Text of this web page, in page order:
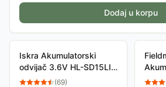
Dodaj u korpu
Iskra Akumulatorski
odvijač 3.6V HL-SD15LI-
1036
(69)
12V